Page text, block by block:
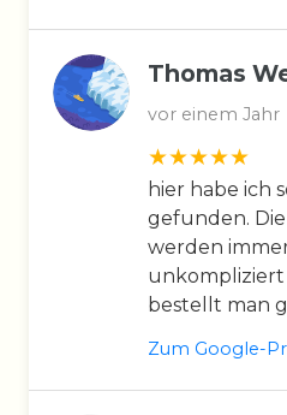
Thomas
vor einem Jahr
hier habe ich
gefunden.
werden
bestellt man
Zum Google-